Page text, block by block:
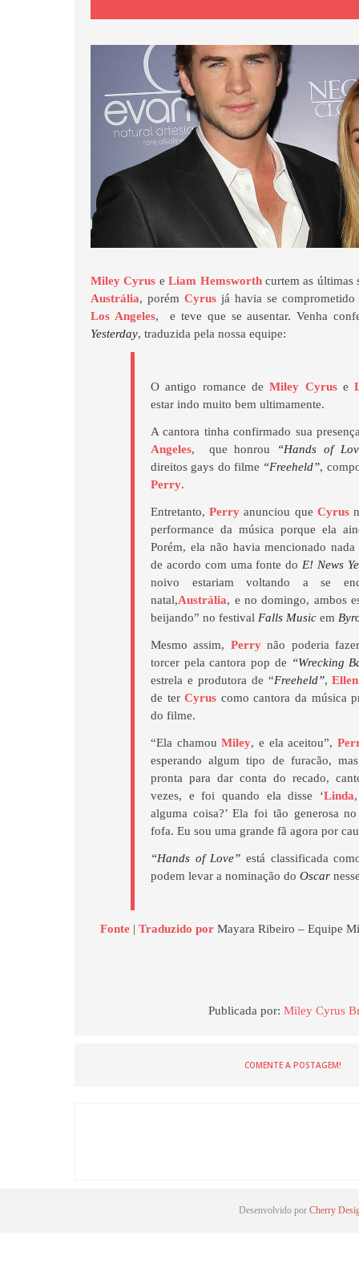
Miley Cyrus eLiam Hemsworthcurtem as últimas
Austrália, porémCyrus já havia se
Los Angeles, e teve que se ausentar. Venha
Yesterday, traduzida pela nossa equipe:
O antigo romance deMiley Cyrus e
estar indo muito bem ultimamente.
A cantora tinha confirmado sua
Angeles, que honrou
“Hands of
direitos gays do filme “Freeheld”,
Perry.
Entretanto,Perry anunciou que Cyrus
performance da música porque ela
Porém, ela não havia mencionado
de acordo com uma fonte do E! News
noivo estariam voltando a se
natal,Austrália, e no domingo, ambos
beijando” no festival Falls Music em
Mesmo assim, Perrynão poderia
torcer pela cantora pop de “Wrecking
estrela e produtora de “Freeheld”,
de terCyrus como cantora da música
do filme.
“Ela chamouMiley, e ela aceitou”,
esperando algum tipo de furacão,
pronta para dar conta do recado,
vezes, e foi quando ela disse ‘Linda
alguma coisa?’ Ela foi tão generosa
fofa. Eu sou uma grande fã agora por
“Hands of Love” está classificada
podem levar a nominação doOscar
Fonte | Traduzido por Mayara Ribeiro – Equipe
Publicada por:Miley Cyrus
COMENTE A POSTAGEM!
Desenvolvido por Cherry